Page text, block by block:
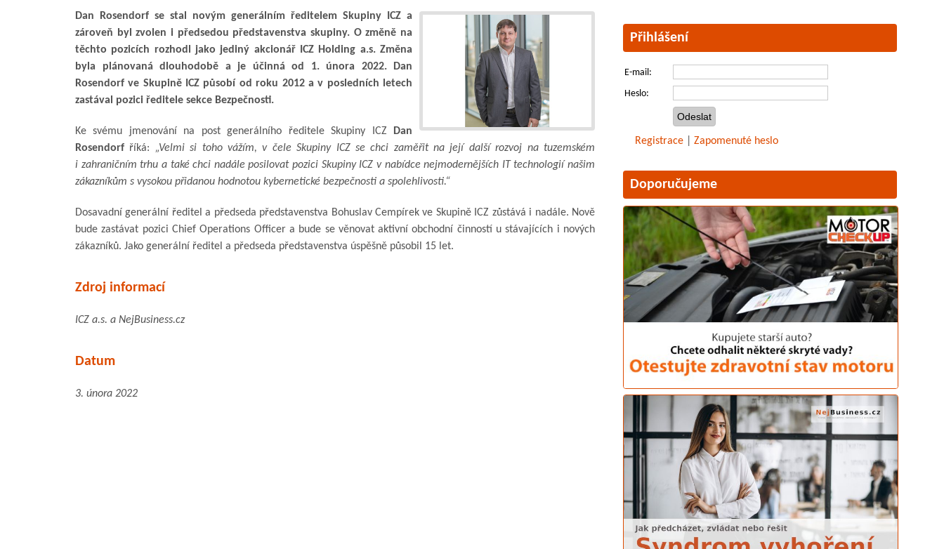
Dan Rosendorf se stal novým generálním ředitelem Skupiny ICZ a
zároveň byl zvolen i předsedou představenstva skupiny. O změně na
těchto pozicích rozhodl jako jediný akcionář ICZ Holding a.s. Změna
byla plánovaná dlouhodobě a je účinná od 1. února 2022. Dan
Rosendorf ve Skupině ICZ působí od roku 2012 a v posledních letech
zastával pozici ředitele sekce Bezpečnosti.
Ke svému jmenování na post generálního ředitele Skupiny ICZ
Dan
Rosendorf říká: „Velmi si toho vážím, v čele Skupiny ICZ se chci zaměřit na její další rozvoj na tuzemském
i zahraničním trhu a také chci nadále posilovat pozici Skupiny ICZ v nabídce nejmodernějších IT technologií našim
zákazníkům s vysokou přidanou hodnotou kybernetické bezpečnosti a spolehlivosti.“
Dosavadní generální ředitel a předseda představenstva Bohuslav Cempírek ve Skupině ICZ zůstává i nadále. Nově
bude zastávat pozici Chief Operations Officer a bude se věnovat aktivní obchodní činností u stávajících i nových
zákazníků. Jako generální ředitel a předseda představenstva úspěšně působil 15 let.
Zdroj informací
ICZ a.s. a NejBusiness.cz
Datum
3. února 2022
Přihlášení
E-mail:
Heslo:
Registrace Zapomenuté heslo
Doporučujeme